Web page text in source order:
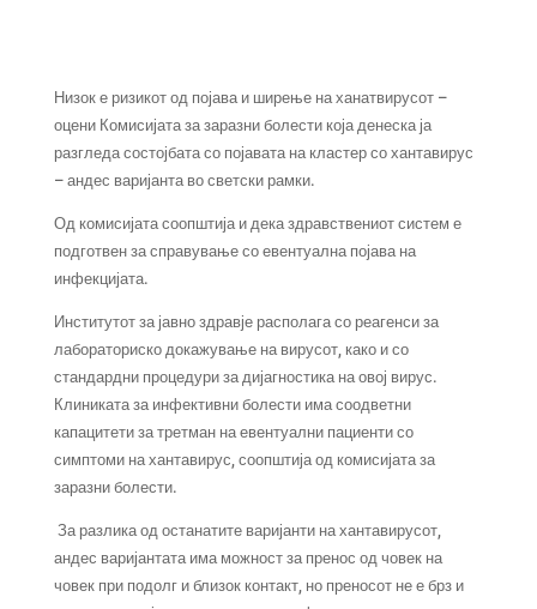
Низок е ризикот од појава и ширење на ханатвирусот –
оцени Комисијата за заразни болести која денеска ја
разгледа состојбата со појавата на кластер со хантавирус
– андес варијанта во светски рамки.
Од комисијата соопштија и дека здравствениот систем е
подготвен за справување со евентуална појава на
инфекцијата.
Институтот за јавно здравје располага со реагенси за
лабораториско докажување на вирусот, како и со
стандардни процедури за дијагностика на овој вирус.
Клиниката за инфективни болести има соодветни
капацитети за третман на евентуални пациенти со
симптоми на хантавирус, соопштија од комисијата за
заразни болести.
За разлика од останатите варијанти на хантавирусот,
андес варијантата има можност за пренос од човек на
човек при подолг и близок контакт, но преносот не е брз и